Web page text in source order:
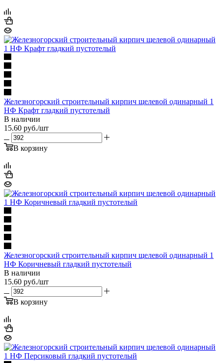
Железногорский строительный кирпич щелевой одинарный 1
НФ Крафт гладкий пустотелый
В наличии
15.60 руб./шт
В корзину
Железногорский строительный кирпич щелевой одинарный 1
НФ Коричневый гладкий пустотелый
В наличии
15.60 руб./шт
В корзину